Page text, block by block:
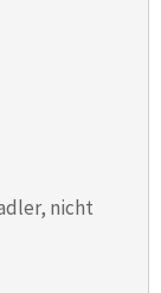
nicht